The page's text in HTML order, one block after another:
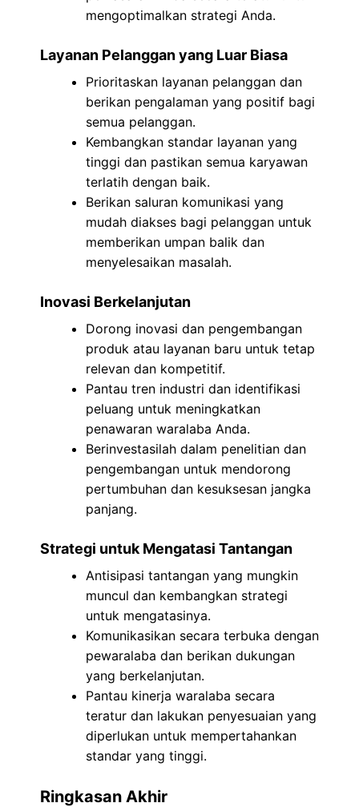
mengoptimalkan strategi Anda.
Layanan Pelanggan yang Luar Biasa
Prioritaskan layanan pelanggan dan
berikan pengalaman yang positif bagi
semua pelanggan.
Kembangkan standar layanan yang
tinggi dan pastikan semua karyawan
terlatih dengan baik.
Berikan saluran komunikasi yang
mudah diakses bagi pelanggan untuk
memberikan umpan balik dan
menyelesaikan masalah.
Inovasi Berkelanjutan
Dorong inovasi dan pengembangan
produk atau layanan baru untuk tetap
relevan dan kompetitif.
Pantau tren industri dan identifikasi
peluang untuk meningkatkan
penawaran waralaba Anda.
Berinvestasilah dalam penelitian dan
pengembangan untuk mendorong
pertumbuhan dan kesuksesan jangka
panjang.
Strategi untuk Mengatasi Tantangan
Antisipasi tantangan yang mungkin
muncul dan kembangkan strategi
untuk mengatasinya.
Komunikasikan secara terbuka dengan
pewaralaba dan berikan dukungan
yang berkelanjutan.
Pantau kinerja waralaba secara
teratur dan lakukan penyesuaian yang
diperlukan untuk mempertahankan
standar yang tinggi.
Ringkasan Akhir